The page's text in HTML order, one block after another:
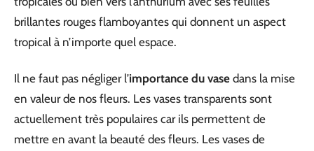
brillantes rouges flamboyantes qui donnent un aspect
tropical à n’importe quel espace.
Il ne faut pas négliger l’importance du vase dans la mise
en valeur de nos fleurs. Les vases transparents sont
actuellement très populaires car ils permettent de
mettre en avant la beauté des fleurs. Les vases de